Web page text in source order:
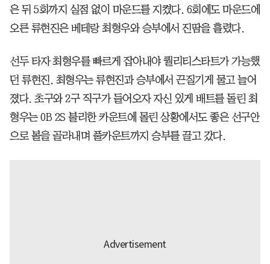
은 뒤 5회까지 실점 없이 마운드를 지켰다. 6회에도 마운드에
오른 류현진은 베테랑 최형우와 승부에서 진땀을 흘렸다.
선두 타자 최형우를 빠르게 잡아내야 퀄리티스타트가 가능했
던 류현진. 최형우는 류현진과 승부에서 끈질기게 물고 늘어
졌다. 초구와 2구 직구가 들어오자 자신 있게 배트를 돌린 최
형우는 0B 2S 불리한 카운트에 몰린 상황에서도 좋은 선구안
으로 볼을 골라내며 풀카운트까지 승부를 끌고 갔다.